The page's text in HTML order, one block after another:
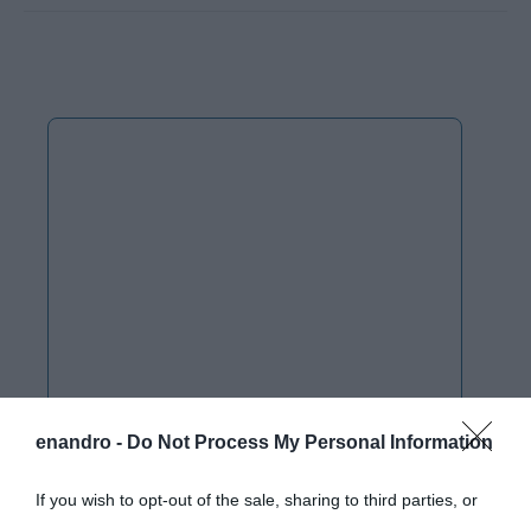
enandro - Do Not Process My Personal Information
If you wish to opt-out of the sale, sharing to third parties, or